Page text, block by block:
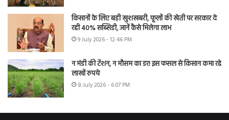
किसानों के लिए बड़ी खुशखबरी, फूलों की खेती पर सरकार दे
रही 40% सब्सिडी, जानें कैसे मिलेगा लाभ
9 July 2026 - 12:46 PM
न मंडी की टेंशन, न मौसम का डर! इस फसल से किसान कमा रहे
लाखों रुपये
8 July 2026 - 6:07 PM